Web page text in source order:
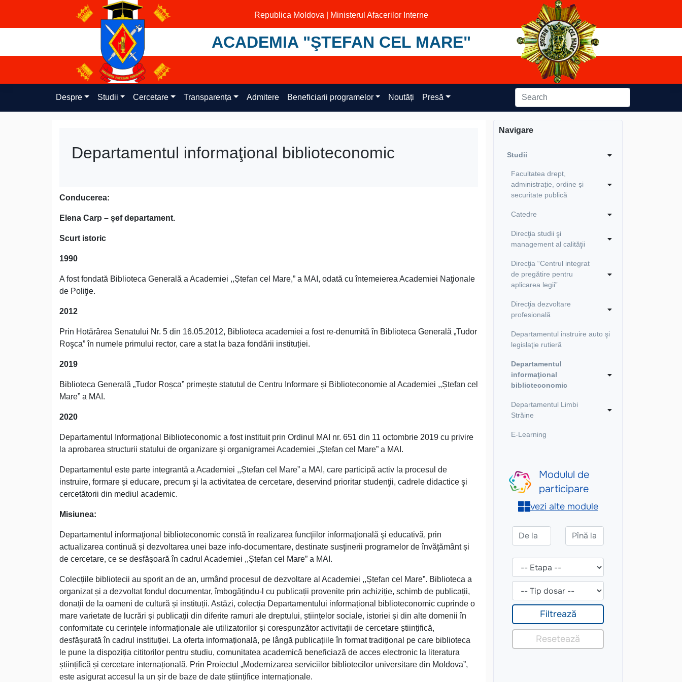
content
Republica Moldova | Ministerul Afacerilor Interne
ACADEMIA "ŞTEFAN CEL MARE"
Despre Studii Cercetare Transparența Admitere Beneficiarii programelor Noutăți Presă
Departamentul informaţional biblioteconomic
Conducerea:
Elena Carp – șef departament.
Scurt istoric
1990
A fost fondată Biblioteca Generală a Academiei ,,Ștefan cel Mare,” a MAI, odată cu întemeierea Academiei Naţionale
de Poliţie.
2012
Prin Hotărârea Senatului Nr. 5 din 16.05.2012, Biblioteca academiei a fost re-denumită în Biblioteca Generală „Tudor
Roşca” în numele primului rector, care a stat la baza fondării instituției.
2019
Biblioteca Generală „Tudor Roșca” primește statutul de Centru Informare și Biblioteconomie al Academiei ,,Ștefan cel
Mare” a MAI.
2020
Departamentul Informațional Biblioteconomic a fost instituit prin Ordinul MAI nr. 651 din 11 octombrie 2019 cu privire
la aprobarea structurii statului de organizare şi organigramei Academiei „Ştefan cel Mare” a MAI.
Departamentul este parte integrantă a Academiei ,,Ștefan cel Mare” a MAI, care participă activ la procesul de
instruire, formare și educare, precum şi la activitatea de cercetare, deservind prioritar studenţii, cadrele didactice şi
cercetătorii din mediul academic.
Misiunea:
Departamentul informaţional biblioteconomic constă în realizarea funcţiilor informaţională şi educativă, prin
actualizarea continuă și dezvoltarea unei baze info-documentare, destinate susţinerii programelor de învăţământ și
de cercetare, ce se desfășoară în cadrul Academiei ,,Ștefan cel Mare” a MAI.
Colecțiile bibliotecii au sporit an de an, urmând procesul de dezvoltare al Academiei ,,Ștefan cel Mare”. Biblioteca a
organizat și a dezvoltat fondul documentar, îmbogățindu-l cu publicații provenite prin achiziție, schimb de publicații,
donații de la oameni de cultură și instituții. Astăzi, colecția Departamentului informațional biblioteconomic cuprinde o
mare varietate de lucrări și publicații din diferite ramuri ale dreptului, științelor sociale, istoriei și din alte domenii în
conformitate cu cerințele informaționale ale utilizatorilor și corespunzător activitații de cercetare științifică,
desfășurată în cadrul instituției. La oferta informațională, pe lângă publicațiile în format tradițional pe care biblioteca
le pune la dispoziția cititorilor pentru studiu, comunitatea academică beneficiază de acces electronic la literatura
științifică și cercetare internațională. Prin Proiectul „Modernizarea serviciilor bibliotecilor universitare din Moldova”,
este asigurat accesul la un șir de baze de date științifice internaționale.
Navigare
Studii
Facultatea drept,
administrație, ordine și
securitate publică
Catedre
Direcţia studii şi
management al calităţii
Direcţia “Centrul integrat
de pregătire pentru
aplicarea legii”
Direcţia dezvoltare
profesională
Departamentul instruire auto şi
legislaţie rutieră
Departamentul
informaţional
biblioteconomic
Departamentul Limbi
Străine
E-Learning